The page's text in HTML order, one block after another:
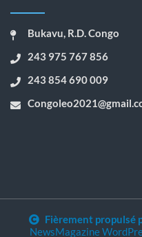
Bukavu, R.D. Congo
243 975 767 856
243 854 690 009
Fièrement propulsé
NewsMagazine